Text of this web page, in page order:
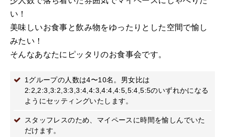
い！
美味しいお食事と飲み物をゆったりとした空間で愉し
みたい！
そんなあなたにピッタリのお食事会です。
1グループの人数は4〜10名。男女比は
2:2,2:3,3:2,3:3,3:4,4:3,4:4,4:5,5:4,5:5のいずれかになる
ようにセッティングいたします。
スタッフレスのため、マイペースに時間を愉しんでいた
だけます。